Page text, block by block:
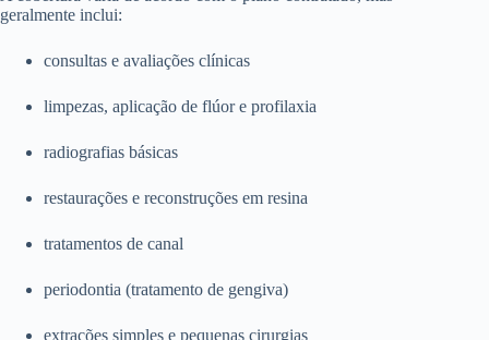
geralmente inclui:
consultas e avaliações clínicas
limpezas, aplicação de flúor e profilaxia
radiografias básicas
restaurações e reconstruções em resina
tratamentos de canal
periodontia (tratamento de gengiva)
extrações simples e pequenas cirurgias